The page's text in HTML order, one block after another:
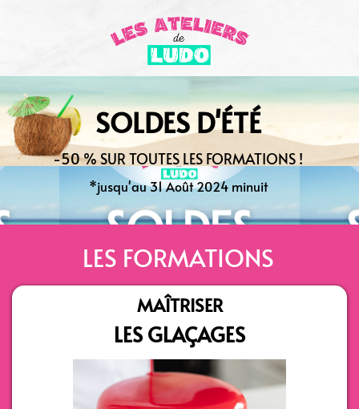
SOLDES D'ÉTÉ
-50 % SUR TOUTES LES FORMATIONS !
*jusqu'au 31 Août 2024 minuit
LES FORMATIONS
MAÎTRISER
LES GLAÇAGES